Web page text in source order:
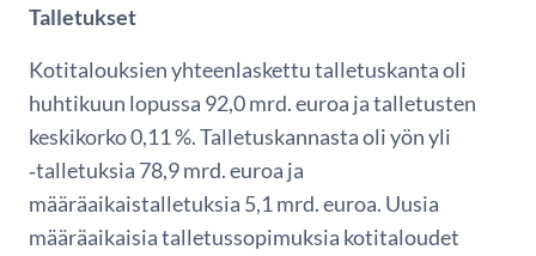
Talletukset
Kotitalouksien yhteenlaskettu talletuskanta oli
huhtikuun lopussa 92,0 mrd. euroa ja talletusten
keskikorko 0,11 %. Talletuskannasta oli yön yli
‑talletuksia 78,9 mrd. euroa ja
määräaikaistalletuksia 5,1 mrd. euroa. Uusia
määräaikaisia talletussopimuksia kotitaloudet